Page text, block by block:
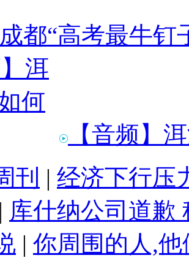
成都“高考最牛钉
【音频】
刊 | 经济下行压
| 库什纳公司道歉
| 你周围的人,